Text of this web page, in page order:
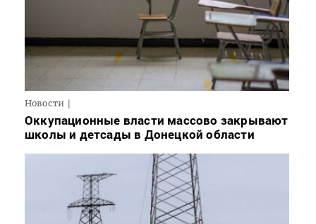
Новости
Оккупационные власти массово закрывают
школы и детсады в Донецкой области